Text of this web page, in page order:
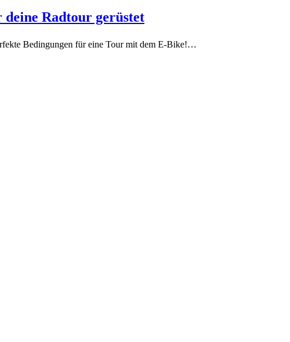
deine Radtour gerüstet
Bedingungen für eine Tour mit dem E-Bike!…